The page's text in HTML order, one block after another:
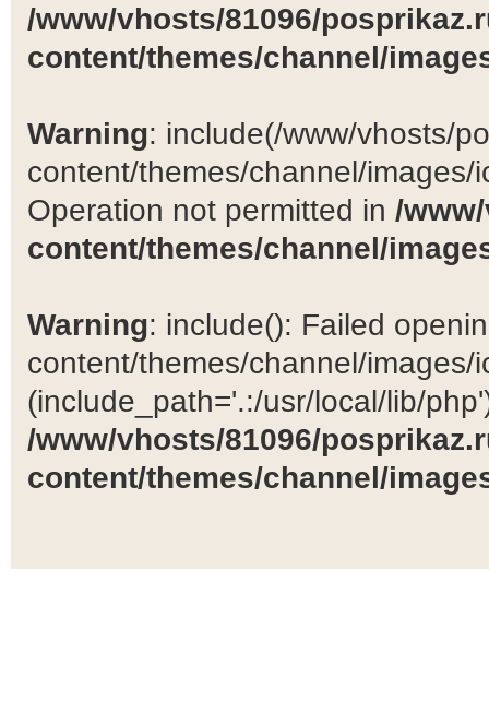
/www/vhosts/81096/
content/themes/channel/
Warning: include(/www/vhosts/
content/themes/channel/
Operation not permitted in /
content/themes/channel/
Warning: include(): Failed
content/themes/channel/images/
(include_path='.:/usr/local/lib/
/www/vhosts/81096/
content/themes/channel/